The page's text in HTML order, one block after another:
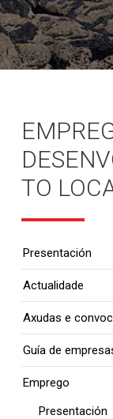
TO
Presentación
Actualidade
Axudas e
Guía de
Emprego
Presentación